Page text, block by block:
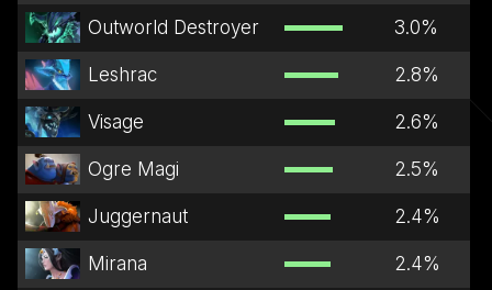
Outworld Destroyer 3.0%
Leshrac 2.8%
Visage 2.6%
Ogre Magi 2.5%
Juggernaut 2.4%
Mirana 2.4%